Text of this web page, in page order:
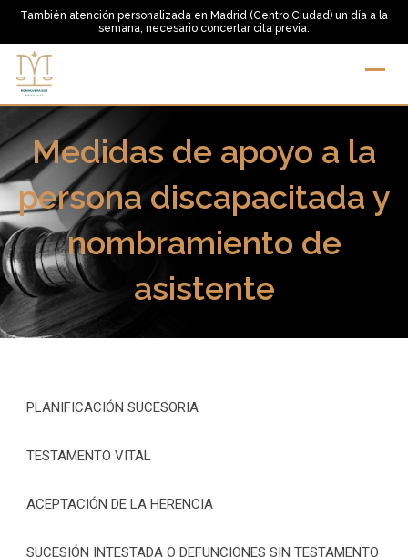
Skip
content
También atención personalizada en Madrid (Centro Ciudad) un día a la
semana, necesario concertar cita previa.
Medidas de apoyo a la
persona discapacitada y
nombramiento de
asistente
PLANIFICACIÓN SUCESORIA
TESTAMENTO VITAL
ACEPTACIÓN DE LA HERENCIA
SUCESIÓN INTESTADA O DEFUNCIONES SIN TESTAMENTO